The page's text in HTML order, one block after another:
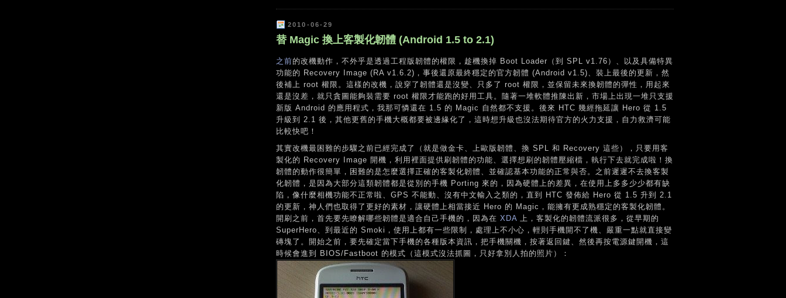
2010-06-29
替 Magic 換上客製化韌體 (Android 1.5 to 2.1)
之前的改機動作，不外乎是透過工程版韌體的權限，趁機換掉 Boot Loader（到 SPL v1.76）、以及具備特異
功能的 Recovery Image (RA v1.6.2)，事後還原最終穩定的官方韌體 (Android v1.5)、裝上最後的更新，然
後補上 root 權限。這樣的改機，說穿了韌體還是沒變、只多了 root 權限，並保留未來換韌體的彈性，用起來
還是沒差，就只貪圖能夠裝需要 root 權限才能跑的好用工具。隨著一堆軟體推陳出新，市場上出現一堆只支援
新版 Android 的應用程式，我那可憐還在 1.5 的 Magic 自然都不支援。後來 HTC 幾經拖延讓 Hero 從 1.5
升級到 2.1 後，其他更舊的手機大概都要被邊緣化了，這時想升級也沒法期待官方的火力支援，自力救濟可能
比較快吧！
其實改機最困難的步驟之前已經完成了（就是做金卡、上歐版韌體、換 SPL 和 Recovery 這些），只要用客
製化的 Recovery Image 開機，利用裡面提供刷韌體的功能、選擇想刷的韌體壓縮檔，執行下去就完成啦！換
韌體的動作很簡單，困難的是怎麼選擇正確的客製化韌體、並確認基本功能的正常與否。之前遲遲不去換客製
化韌體，是因為大部分這類韌體都是從別的手機 Porting 來的，因為硬體上的差異，在使用上多多少少都有缺
陷，像什麼相機功能不正常啦、GPS 不能動、沒有中文輸入之類的，直到 HTC 發佈給 Hero 從 1.5 升到 2.1
的更新，神人們也取得了更好的素材，讓硬體上相當接近 Hero 的 Magic，能擁有更成熟穩定的客製化韌體。
開刷之前，首先要先瞭解哪些韌體是適合自己手機的，因為在 XDA 上，客製化的韌體流派很多，從早期的
SuperHero、到最近的 Smoki，使用上都有一些限制，處理上不小心，輕則手機開不了機、嚴重一點就直接變
磚塊了。開始之前，要先確定當下手機的各種版本資訊，把手機關機，按著返回鍵、然後再按電源鍵開機，這
時候會進到 BIOS/Fastboot 的模式（這模式沒法抓圖，只好拿別人拍的照片）：